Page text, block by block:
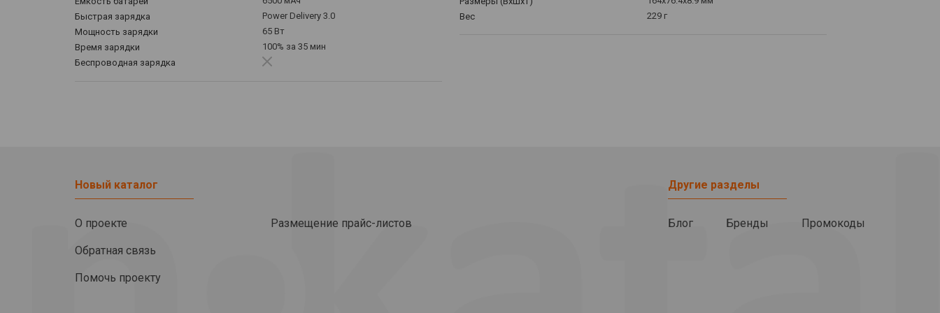
Быстрая зарядка
Power Delivery 3.0
Мощность зарядки
65 Вт
Время зарядки
100% за 35 мин
Беспроводная зарядка
Вес
229 г
Новый каталог
О проекте
Обратная связь
Помочь проекту
Размещение прайс-листов
Другие разделы
Блог Бренды Промокоды